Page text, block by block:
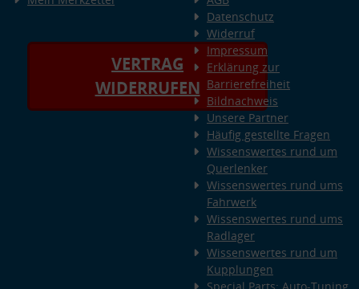
VERTRAG
WIDERRUFEN
Datenschutz
Widerruf
Impressum
Erklärung zur
Barrierefreiheit
Bildnachweis
Unsere Partner
Häufig gestellte Fragen
Wissenswertes rund um
Querlenker
Wissenswertes rund ums
Fahrwerk
Wissenswertes rund ums
Radlager
Wissenswertes rund um
Kupplungen